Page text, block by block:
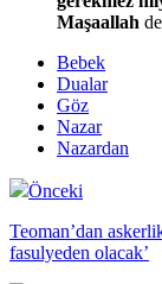
Maşaallah
Bebek
Dualar
Göz
Nazar
Nazardan
Önceki
Teoman’dan
fasulyeden olacak’